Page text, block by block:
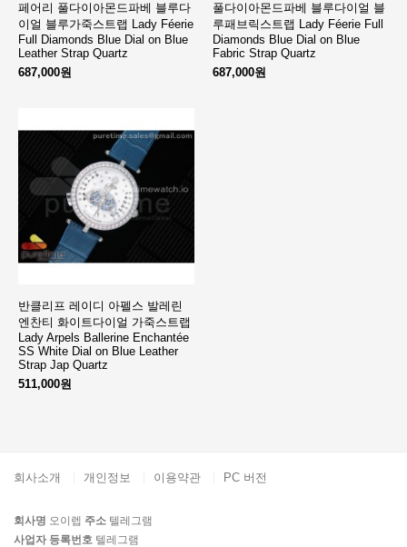
페어리 풀다이아몬드파베 블루다
이얼 블루가죽스트랩 Lady Féerie
Full Diamonds Blue Dial on Blue
Leather Strap Quartz
687,000원
풀다이아몬드파베 블루다이얼 블
루패브릭스트랩 Lady Féerie Full
Diamonds Blue Dial on Blue
Fabric Strap Quartz
687,000원
반클리프 레이디 아펠스 발레린
엔찬티 화이트다이얼 가죽스트랩
Lady Arpels Ballerine Enchantée
SS White Dial on Blue Leather
Strap Jap Quartz
511,000원
회사소개 개인정보 이용약관 PC 버전
회사명 오이렙 주소 텔레그램
사업자 등록번호 텔레그램